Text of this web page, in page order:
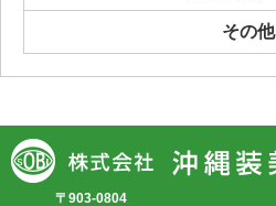
その他
〒903-0804